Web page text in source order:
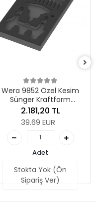
Wera 9852 Özel Kesim
Sünger Kraftform
Kompakt Cırcırlı Set 1, boş,
172 x 30 x 392 mm
2.181,20 TL
39.69 EUR
Adet
Stokta Yok (Ön
Sipariş Ver)